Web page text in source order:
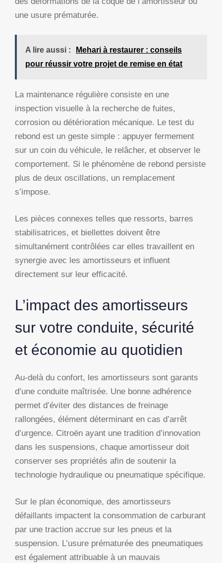
une usure prématurée.
A lire aussi :
Mehari à restaurer : conseils
pour réussir votre projet de remise en état
La maintenance régulière consiste en une
inspection visuelle à la recherche de fuites,
corrosion ou détérioration mécanique. Le test du
rebond est un geste simple : appuyer fermement
sur un coin du véhicule, le relâcher, et observer le
comportement. Si le phénomène de rebond persiste
plus de deux oscillations, un remplacement
s’impose.
Les pièces connexes telles que ressorts, barres
stabilisatrices, et biellettes doivent être
simultanément contrôlées car elles travaillent en
synergie avec les amortisseurs et influent
directement sur leur efficacité.
L’impact des amortisseurs
sur votre conduite, sécurité
et économie au quotidien
Au-delà du confort, les amortisseurs sont garants
d’une conduite maîtrisée. Une bonne adhérence
permet d’éviter des distances de freinage
rallongées, élément déterminant en cas d’arrêt
d’urgence. Citroën ayant une tradition d’innovation
dans les suspensions, chaque amortisseur doit
conserver ses propriétés afin de soutenir la
technologie hydraulique ou pneumatique spécifique.
Sur le plan économique, des amortisseurs
défaillants impactent la consommation de carburant
par une traction accrue sur les pneus et la
suspension. L’usure prématurée des pneumatiques
est également attribuable à un mauvais